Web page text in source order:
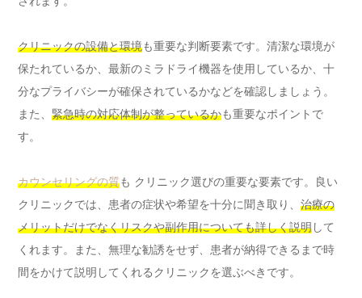
クリニックの設備と環境も重要な判断要素です。清潔な環境が
保たれているか、最新のミラドライ機器を使用しているか、十
分なプライバシーが確保されているかなどを確認しましょう。
また、 緊急時の対応体制が整っているかも重要なポイントで
す。
カウンセリングの質も クリニック選びの重要な要素です。良い
クリニックでは、患者の症状や希望を十分に聞き取り、 治療の
メリットだけでなくリスクや副作用についても詳しく説明して
くれます。また、無理な勧誘をせず、患者が納得できるまで時
間をかけて説明してくれるクリニックを選ぶべきです。